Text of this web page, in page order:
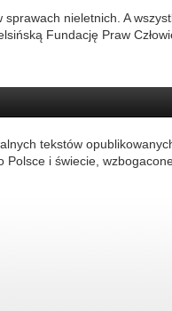
sprawach nieletnich. A
Fundację Praw
tekstów
Polsce i świecie,